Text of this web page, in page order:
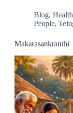
Blog, Health
People,
Makarasankranthi